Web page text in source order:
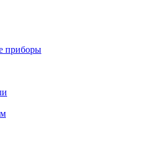
приборы